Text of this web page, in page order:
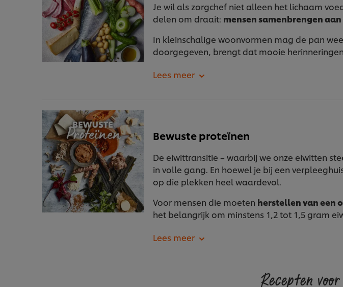
Je wil als zorgchef niet alleen het lichaam
delen om draait: mensen samenbrengen
In kleinschalige woonvormen mag de pan
doorgegeven, brengt dat mooie
Bewuste proteïnen
De eiwittransitie – waarbij we onze eiwitten
in volle gang. En hoewel je bij een
op die plekken heel waardevol.
Voor mensen die moeten herstellen van een
het belangrijk om minstens 1,2 tot 1,5 gram
Recepten